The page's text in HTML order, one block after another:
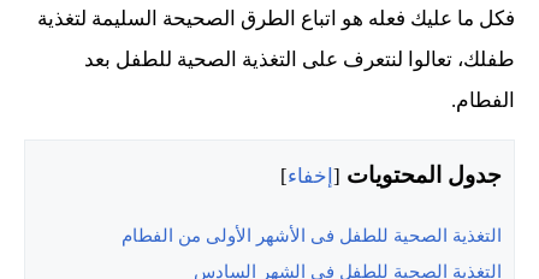
فكل ما عليك فعله هو اتباع الطرق الصحيحة السليمة لتغذية
طفلك، تعالوا لنتعرف على التغذية الصحية للطفل بعد
الفطام.
جدول المحتويات [ إخفاء]
التغذية الصحية للطفل فى الأشهر الأولى من الفطام
التغذية الصحية للطفل في الشهر السادس